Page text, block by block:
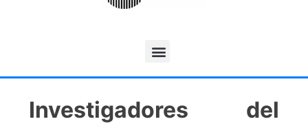
Investigadores del